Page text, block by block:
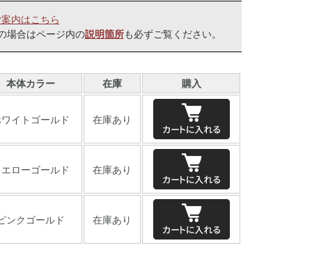
内はこちら
場合はページ内の説明箇所も必ずご覧ください。
本体カラー 在庫 購入
イトゴールド 在庫あり
ローゴールド 在庫あり
ンクゴールド 在庫あり